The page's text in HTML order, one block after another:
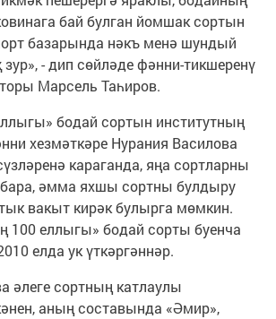
бай булган йомшак сортын
базарында нәкъ менә шундый
- дип сөйләде фәнни-тикшеренү
Марсель Таһиров.
бодай сортын институтның
хезмәткәре Нурания Василова
караганда, яңа сортларны
бара, әмма яхшы сортны булдыру
вакыт кирәк булырга мөмкин.
100 еллыгы» бодай сорты буенча
елда ук үткәргәннәр.
әлеге сортның катлаулы
аның составында «Әмир»,